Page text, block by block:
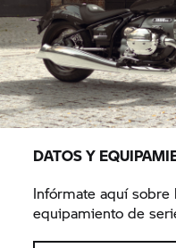
DATOS Y
Infórmate aquí
equipamiento de